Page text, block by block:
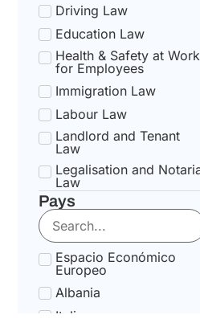
Driving Law
Education Law
Health & Safety at Work
for Employees
Immigration Law
Labour Law
Landlord and Tenant
Law
Legalisation and
Law
National Health Service
State pension Law
Tax Law
Uncategorized
Tax Code Individuals
Pays
Espacio Económico
Europeo
Albania
Italia